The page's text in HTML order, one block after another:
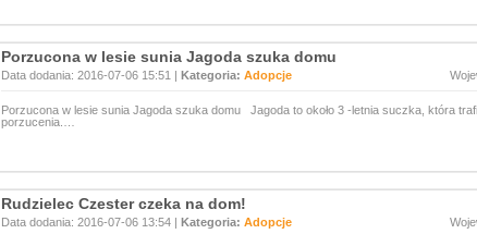
Porzucona w lesie sunia Jagoda szuka domu
Data dodania: 2016-07-06 15:51 | Kategoria: Adopcje
Porzucona w lesie sunia Jagoda szuka domu Jagoda to około 3 -letnia suczka, która
porzucenia.…
Rudzielec Czester czeka na dom!
Data dodania: 2016-07-06 13:54 | Kategoria: Adopcje